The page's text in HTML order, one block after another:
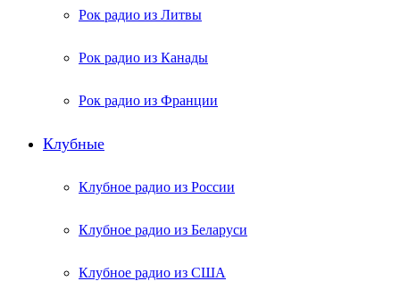
Рок радио из Литвы
Рок радио из Канады
Рок радио из Франции
Клубные
Клубное радио из России
Клубное радио из Беларуси
Клубное радио из США